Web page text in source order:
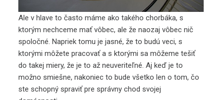
Ale v hlave to často máme ako takého chorbáka, s
ktorým nechceme mať vôbec, ale že naozaj vôbec nič
spoločné. Napriek tomu je jasné, že to budú veci, s
ktorými môžete pracovať a s ktorými sa môžeme tešiť
do takej miery, že je to až neuveriteľné. Aj keď je to
možno smiešne, nakoniec to bude všetko len o tom, čo
ste schopný spraviť pre správny chod svojej